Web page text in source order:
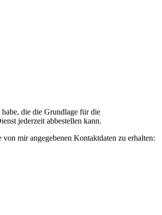
die die Grundlage für die
jederzeit abbestellen kann.
mir angegebenen Kontaktdaten zu erhalten: